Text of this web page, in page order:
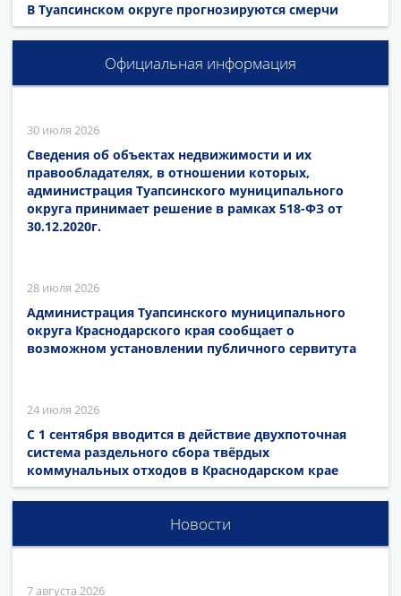
В Туапсинском округе прогнозируются смерчи
Официальная информация
30 июля 2026
Сведения об объектах недвижимости и их
правообладателях, в отношении которых,
администрация Туапсинского муниципального
округа принимает решение в рамках 518-ФЗ от
30.12.2020г.
28 июля 2026
Администрация Туапсинского муниципального
округа Краснодарского края сообщает о
возможном установлении публичного сервитута
24 июля 2026
С 1 сентября вводится в действие двухпоточная
система раздельного сбора твёрдых
коммунальных отходов в Краснодарском крае
Новости
7 августа 2026